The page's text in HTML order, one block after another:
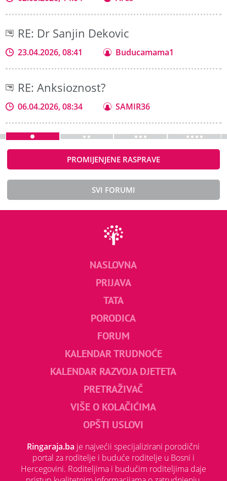
RE: Dr Sanjin Dekovic
23.04.2026, 08:41 Buducamama1
RE: Anksioznost?
06.04.2026, 08:34 SAMIR36
PROMIJENJENE RASPRAVE
SVI FORUMI
NASLOVNA
PRIJAVA
TATA
PORODICA
FORUM
KALENDAR TRUDNOĆE
KALENDAR RAZVOJA DJETETA
PRETRAŽIVAČ
VIŠE O KOLAČIĆIMA
OPŠTI USLOVI
Ringaraja.ba je najvećii specijalizirani porodični
portal za roditelje i buduće roditelje u Bosni i
Hercegovini. Roditeljima i budućim roditeljima daje